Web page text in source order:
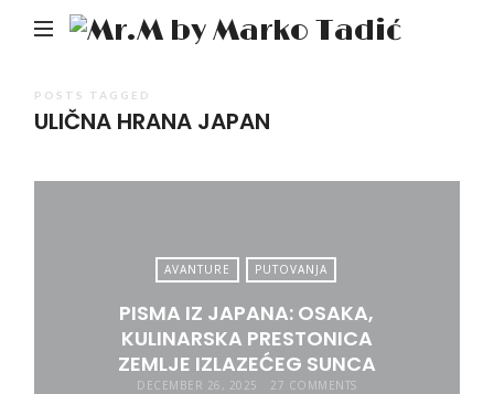
Mr.M
POSTS TAGGED
ULIČNA HRANA JAPAN
AVANTURE PUTOVANJA
PISMA IZ JAPANA: OSAKA,
KULINARSKA PRESTONICA
ZEMLJE IZLAZEĆEG SUNCA
DECEMBER 26, 2025 27 COMMENTS